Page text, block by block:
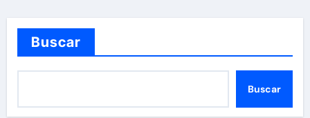
Buscar
Buscar